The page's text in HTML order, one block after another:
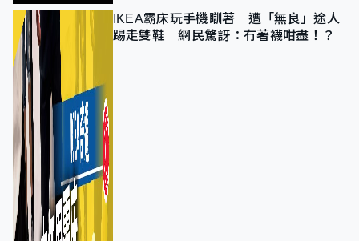
IKEA霸床玩手機瞓著 遭「無良」途人
踢走雙鞋 網民驚訝：冇著襪咁盡！？